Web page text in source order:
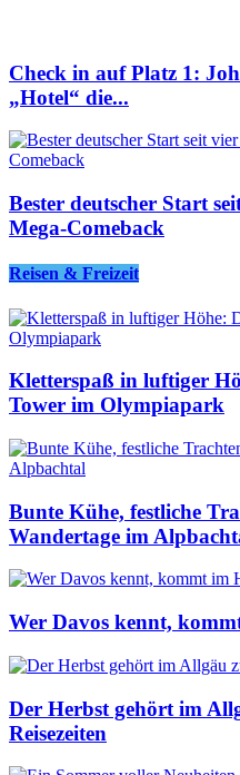
Check in auf Platz 1:
„Hotel“ die...
Bester deutscher Start
Mega-Comeback
Reisen & Freizeit
Kletterspaß in luftiger
Tower im Olympiapark
Bunte Kühe, festliche
Wandertage im
Wer Davos kennt,
Der Herbst gehört im
Reisezeiten